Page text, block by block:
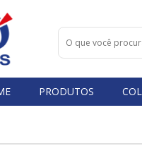
PRODUTOS